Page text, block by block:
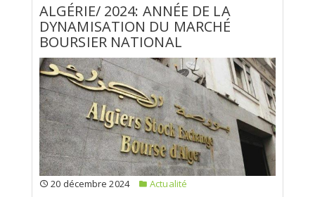
ALGÉRIE/ 2024: ANNÉE DE LA
DYNAMISATION DU MARCHÉ
BOURSIER NATIONAL
20 décembre 2024
Actualité